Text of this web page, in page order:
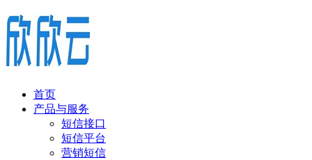
首页
产品与服务
短信接口
短信平台
营销短信